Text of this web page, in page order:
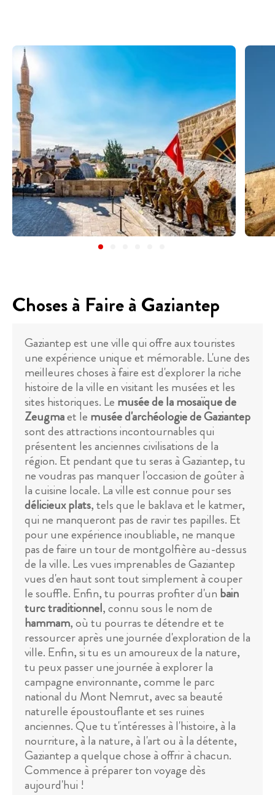
Choses à Faire à Gaziantep
Gaziantep est une ville qui offre aux touristes
une expérience unique et mémorable. L'une des
meilleures choses à faire est d'explorer la riche
histoire de la ville en visitant les musées et les
sites historiques. Le musée de la mosaïque de
Zeugmaet le musée d'archéologie de Gaziantep
sont des attractions incontournables qui
présentent les anciennes civilisations de la
région. Et pendant que tu seras à Gaziantep, tu
ne voudras pas manquer l'occasion de goûter à
la cuisine locale. La ville est connue pour ses
délicieux plats, tels que le baklava et le katmer,
qui ne manqueront pas de ravir tes papilles. Et
pour une expérience inoubliable, ne manque
pas de faire un tour de montgolfière au-dessus
de la ville. Les vues imprenables de Gaziantep
vues d'en haut sont tout simplement à couper
le souffle. Enfin, tu pourras profiter d'un bain
turc traditionnel, connu sous le nom de
hammam, où tu pourras te détendre et te
ressourcer après une journée d'exploration de la
ville. Enfin, si tu es un amoureux de la nature,
tu peux passer une journée à explorer la
campagne environnante, comme le parc
national du Mont Nemrut, avec sa beauté
naturelle époustouflante et ses ruines
anciennes. Que tu t'intéresses à l'histoire, à la
nourriture, à la nature, à l'art ou à la détente,
Gaziantep a quelque chose à offrir à chacun.
Commence à préparer ton voyage dès
aujourd'hui !